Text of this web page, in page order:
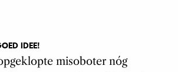
IDEE!
misoboter nóg